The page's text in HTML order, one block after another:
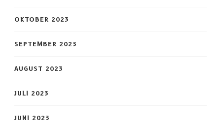
OKTOBER 2023
SEPTEMBER 2023
AUGUST 2023
JULI 2023
JUNI 2023